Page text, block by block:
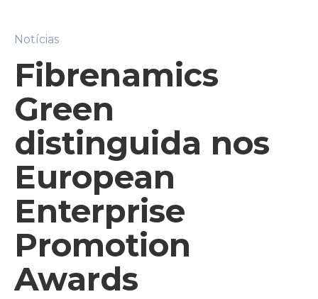
Notícias
Fibrenamics
Green
distinguida nos
European
Enterprise
Promotion
Awards